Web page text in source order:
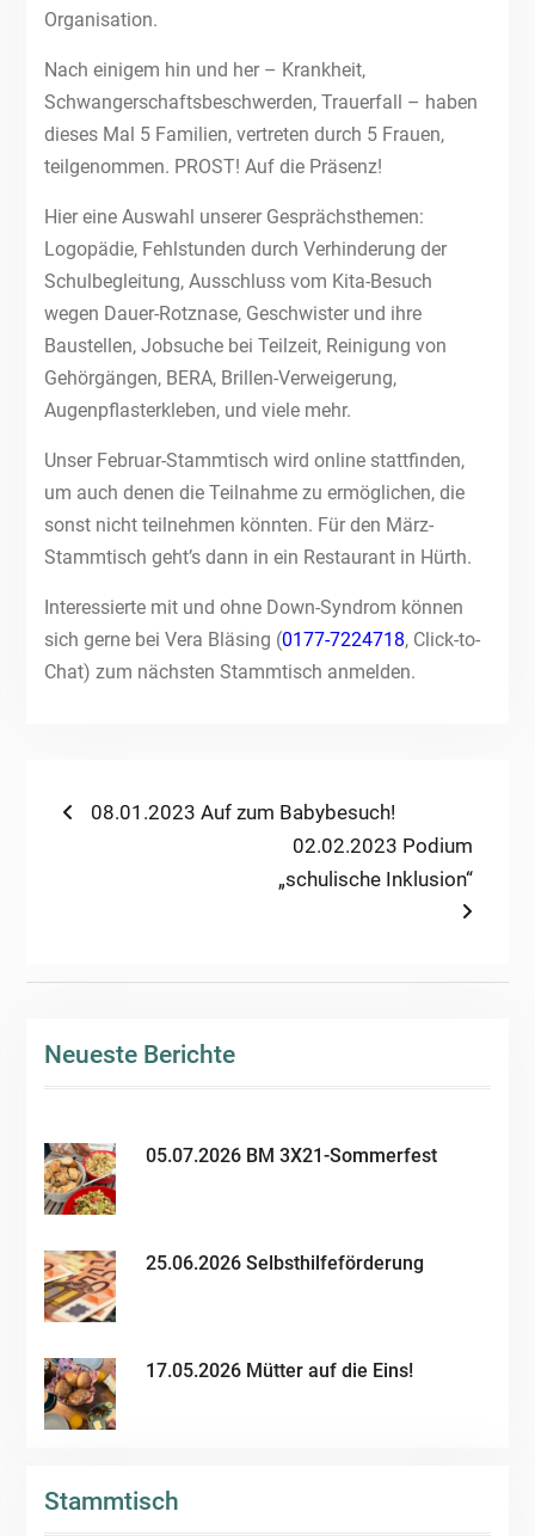
Organisation.
Nach einigem hin und her – Krankheit,
Schwangerschaftsbeschwerden, Trauerfall – haben
dieses Mal 5 Familien, vertreten durch 5 Frauen,
teilgenommen. PROST! Auf die Präsenz!
Hier eine Auswahl unserer Gesprächsthemen:
Logopädie, Fehlstunden durch Verhinderung der
Schulbegleitung, Ausschluss vom Kita-Besuch
wegen Dauer-Rotznase, Geschwister und ihre
Baustellen, Jobsuche bei Teilzeit, Reinigung von
Gehörgängen, BERA, Brillen-Verweigerung,
Augenpflasterkleben, und viele mehr.
Unser Februar-Stammtisch wird online stattfinden,
um auch denen die Teilnahme zu ermöglichen, die
sonst nicht teilnehmen könnten. Für den März-
Stammtisch geht’s dann in ein Restaurant in Hürth.
Interessierte mit und ohne Down-Syndrom können
sich gerne bei Vera Bläsing (0177-7224718, Click-to-
Chat) zum nächsten Stammtisch anmelden.
Beitragsnavigation
Previous
08.01.2023 Auf zum Babybesuch!
Next
post:
02.02.2023 Podium
„schulische Inklusion“
Neueste Berichte
05.07.2026 BM 3X21-Sommerfest
25.06.2026 Selbsthilfeförderung
17.05.2026 Mütter auf die Eins!
Stammtisch